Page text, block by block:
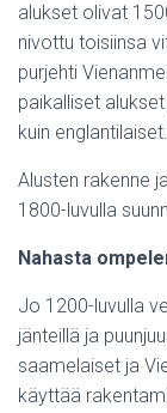
alukset olivat
nivottu toisiinsa
purjehti
paikalliset
kuin englantilaiset.
Alusten rakenne
1800-luvulla
Nahasta
Jo 1200-luvulla
jänteillä ja
saamelaiset ja
käyttää